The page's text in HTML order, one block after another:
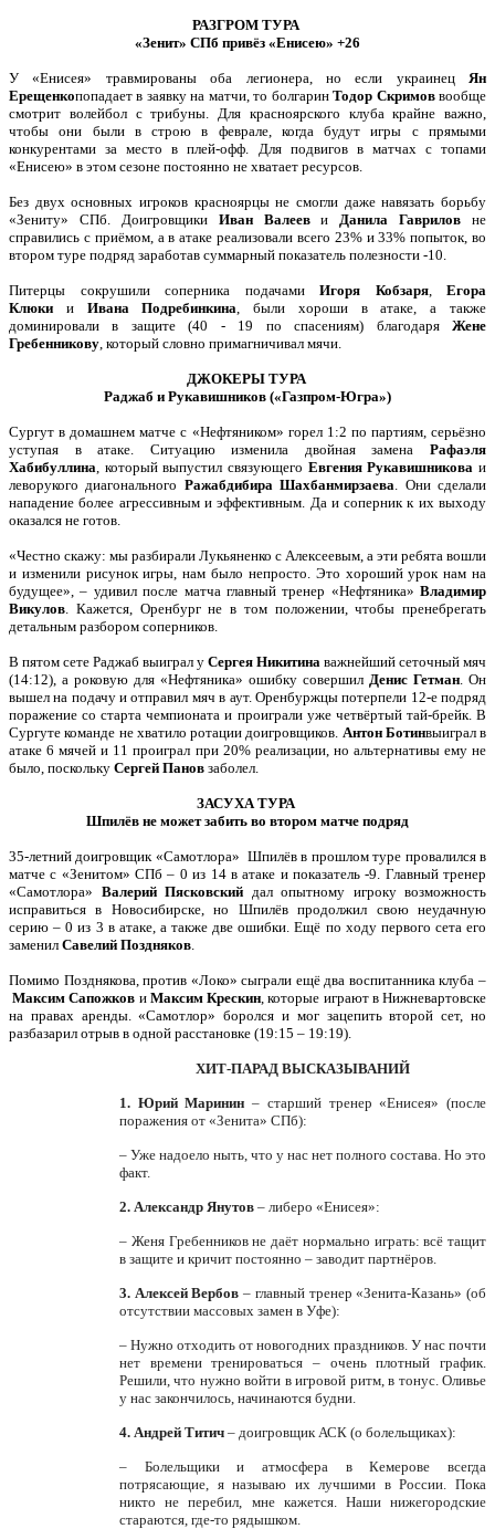
РАЗГРОМ ТУРА
«Зенит» СПб привёз «Енисею» +26
У «Енисея» травмированы оба легионера, но если украинец Ян
Ерещенкопопадает в заявку на матчи, то болгаринТодор Скримоввообще
смотрит волейбол с трибуны. Для красноярского клуба крайне важно,
чтобы они были в строю в феврале, когда будут игры с прямыми
конкурентами за место в плей-офф. Для подвигов в матчах с топами
«Енисею» в этом сезоне постоянно не хватает ресурсов.
Без двух основных игроков красноярцы не смогли даже навязать борьбу
«Зениту» СПб. Доигровщики Иван ВалеевиДанила Гаврилов не
справились с приёмом, а в атаке реализовали всего 23% и 33% попыток, во
втором туре подряд заработав суммарный показатель полезности -10.
Питерцы сокрушили соперника подачами Игоря Кобзаря, Егора
Клюки и Ивана Подребинкина, были хороши в атаке, а также
доминировали в защите (40 - 19 по спасениям) благодаря Жене
Гребенникову, который словно примагничивал мячи.
ДЖОКЕРЫ ТУРА
Раджаб и Рукавишников («Газпром-Югра»)
Сургут в домашнем матче с «Нефтяником» горел 1:2 по партиям, серьёзно
уступая в атаке. Ситуацию изменила двойная замена Рафаэля
Хабибуллина, который выпустил связующего Евгения Рукавишникова и
леворукого диагонального Ражабдибира Шахбанмирзаева. Они сделали
нападение более агрессивным и эффективным. Да и соперник к их выходу
оказался не готов.
«Честно скажу: мы разбирали Лукьяненко с Алексеевым, а эти ребята вошли
и изменили рисунок игры, нам было непросто. Это хороший урок нам на
будущее», – удивил после матча главный тренер «Нефтяника» Владимир
Викулов. Кажется, Оренбург не в том положении, чтобы пренебрегать
детальным разбором соперников.
В пятом сете Раджаб выиграл у Сергея Никитина важнейший сеточный мяч
(14:12), а роковую для «Нефтяника» ошибку совершил Денис Гетман. Он
вышел на подачу и отправил мяч в аут. Оренбуржцы потерпели 12-е подряд
поражение со старта чемпионата и проиграли уже четвёртый тай-брейк. В
Сургуте команде не хватило ротации доигровщиков. Антон Ботинвыиграл в
атаке 6 мячей и 11 проиграл при 20% реализации, но альтернативы ему не
было, поскольку Сергей Панов заболел.
ЗАСУХА ТУРА
Шпилёв не может забить во втором матче подряд
35-летний доигровщик «Самотлора» Шпилёв в прошлом туре провалился в
матче с «Зенитом» СПб – 0 из 14 в атаке и показатель -9. Главный тренер
«Самотлора» Валерий Пясковский дал опытному игроку возможность
исправиться в Новосибирске, но Шпилёв продолжил свою неудачную
серию – 0 из 3 в атаке, а также две ошибки. Ещё по ходу первого сета его
заменил Савелий Поздняков.
Помимо Позднякова, против «Локо» сыграли ещё два воспитанника клуба –
Максим Сапожков и Максим Крескин, которые играют в Нижневартовске
на правах аренды. «Самотлор» боролся и мог зацепить второй сет, но
разбазарил отрыв в одной расстановке (19:15 – 19:19).
ХИТ-ПАРАД ВЫСКАЗЫВАНИЙ
1. Юрий Маринин – старший тренер «Енисея» (после
поражения от «Зенита» СПб):
– Уже надоело ныть, что у нас нет полного состава. Но это
факт.
2. Александр Янутов – либеро «Енисея»:
– Женя Гребенников не даёт нормально играть: всё тащит
в защите и кричит постоянно – заводит партнёров.
3. Алексей Вербов– главный тренер «Зенита-Казань» (об
отсутствии массовых замен в Уфе):
– Нужно отходить от новогодних праздников. У нас почти
нет времени тренироваться – очень плотный график.
Решили, что нужно войти в игровой ритм, в тонус. Оливье
у нас закончилось, начинаются будни.
4. Андрей Титич – доигровщик АСК (о болельщиках):
– Болельщики и атмосфера в Кемерове всегда
потрясающие, я называю их лучшими в России. Пока
никто не перебил, мне кажется. Наши нижегородские
стараются, где-то рядышком.